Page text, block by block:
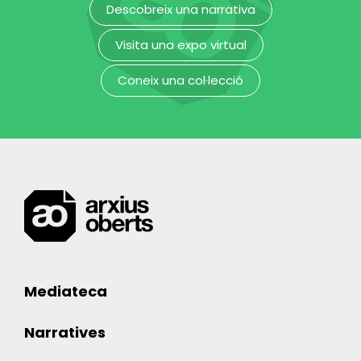
Descobreix una narrativa
Visita una expo virtual
Coneix una col·lecció
Mediateca
Narratives